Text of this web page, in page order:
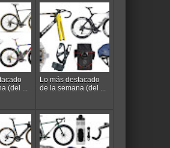
(del ...
Lo más destacado
de la semana (del ...